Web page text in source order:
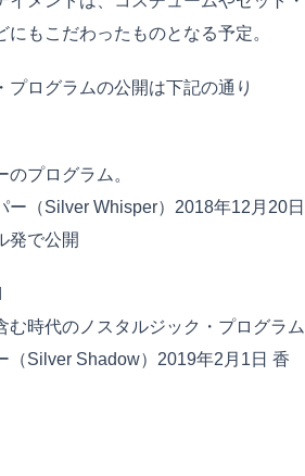
もこだわったものとなる予定。
プログラムの公開は下記の通り
プログラム。
ー（Silver Whisper）2018年12月20日
発で公開
む時代のノスタルジック・プログラム
（Silver Shadow）2019年2月1日 香